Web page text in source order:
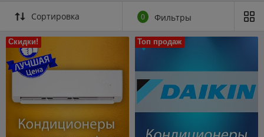
Сортировка 0 Фильтры
Скидки! Топ продаж